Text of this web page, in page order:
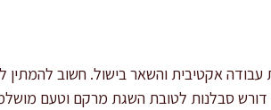
הכולל הוא כשעה ורבע, מתוכם כ-30 דקות עבודה אקטיבית והשאר
דורש סבלנות לטובת השגת מרקם וטעם